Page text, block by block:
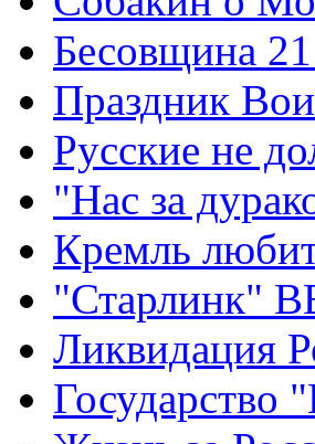
Бесовщина 21
Праздник
Русские не
"Нас за
Кремль
"Старлинк"
Ликвидация
Государство